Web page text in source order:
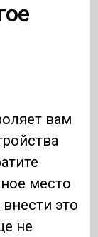
вам
место
это
не